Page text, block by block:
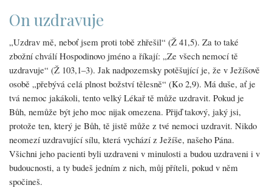
On uzdravuje
„Uzdrav mě, neboť jsem proti tobě zhřešil“ (Ž 41,5). Za to také
zbožní chválí Hospodinovo jméno a říkají: „Ze všech nemocí tě
uzdravuje“ (Ž 103,1–3). Jak nadpozemsky potěšující je, že v Ježíšově
osobě „přebývá celá plnost božství tělesně“ (Ko 2,9). Má duše, ať je
tvá nemoc jakákoli, tento velký Lékař tě může uzdravit. Pokud je
Bůh, nemůže být jeho moc nijak omezena. Přijď takový, jaký jsi,
protože ten, který je Bůh, tě jistě může z tvé nemoci uzdravit. Nikdo
neomezí uzdravující sílu, která vychází z Ježíše, našeho Pána.
Všichni jeho pacienti byli uzdraveni v minulosti a budou uzdraveni i v
budoucnosti, a ty budeš jedním z nich, můj příteli, pokud v něm
spočineš.